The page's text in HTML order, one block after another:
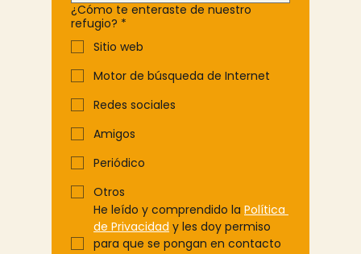
¿Cómo te enteraste de nuestro
refugio? *
Sitio web
Motor de búsqueda de Internet
Redes sociales
Amigos
Periódico
Otros
He leído y comprendido la Política
de Privacidad y les doy permiso
para que se pongan en contacto